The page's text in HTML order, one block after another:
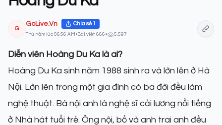
G
GoLive.Vn Chia sẻ1
Thứ năm lúc 06:56 AM • Bài viết: 666 • 5,597
Diễn viên Hoàng Du Ka là ai?
Hoàng Du Ka sinh năm 1988 sinh ra và lớn lên ở Hà
Nội. Lớn lên trong một gia đình có ba đời đều làm
nghệ thuật. Bà nội anh là nghệ sĩ cải lương nổi tiếng
ở Nhà hát tuổi trẻ. Ông nội, bố và anh trai anh đều